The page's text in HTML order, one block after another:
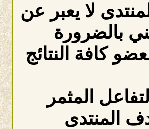
لا يعبر عن
بالضرورة
كافة النتائج
المثمر
المنتدى